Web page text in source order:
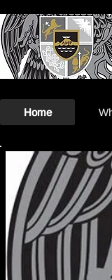
Home